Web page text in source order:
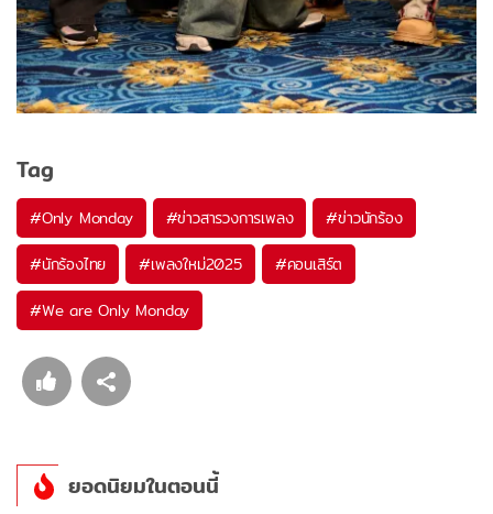
Tag
#Only Monday #ข่าวสารวงการเพลง #ข่าวนักร้อง
#นักร้องไทย #เพลงใหม่2025 #คอนเสิร์ต
#We are Only Monday
ยอดนิยมในตอนนี้